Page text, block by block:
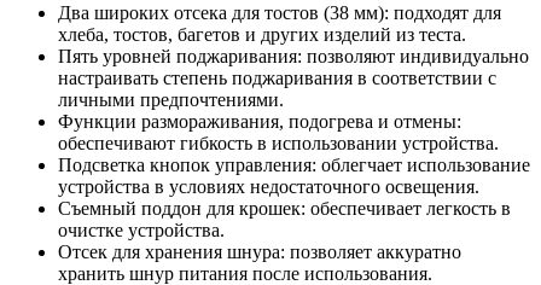
Два широких отсека для тостов (38 мм): подходят для
хлеба, тостов, багетов и других изделий из теста.
Пять уровней поджаривания: позволяют индивидуально
настраивать степень поджаривания в соответствии с
личными предпочтениями.
Функции размораживания, подогрева и отмены:
обеспечивают гибкость в использовании устройства.
Подсветка кнопок управления: облегчает использование
устройства в условиях недостаточного освещения.
Съемный поддон для крошек: обеспечивает легкость в
очистке устройства.
Отсек для хранения шнура: позволяет аккуратно
хранить шнур питания после использования.